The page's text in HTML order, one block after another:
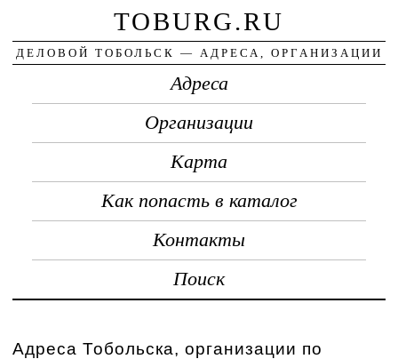
TOBURG.RU
ДЕЛОВОЙ ТОБОЛЬСК — АДРЕСА, ОРГАНИЗАЦИИ
Адреса
Организации
Карта
Как попасть в каталог
Контакты
Поиск
Адреса Тобольска, организации по